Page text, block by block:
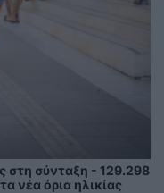
στη σύνταξη - 129.298
νέα όρια ηλικίας